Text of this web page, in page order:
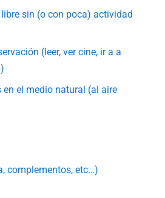
sin (o con poca) actividad
(leer, ver cine, ir a a
el medio natural (al aire
complementos, etc…)